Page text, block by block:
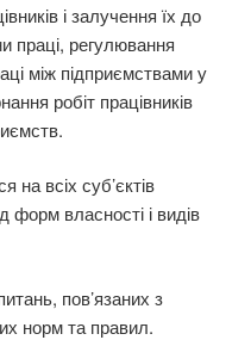
і залучення їх до
праці, регулювання
між підпри­ємствами у
робіт працівників
на всіх суб’єктів
форм влас­ності і видів
пов’язаних з
норм та правил.